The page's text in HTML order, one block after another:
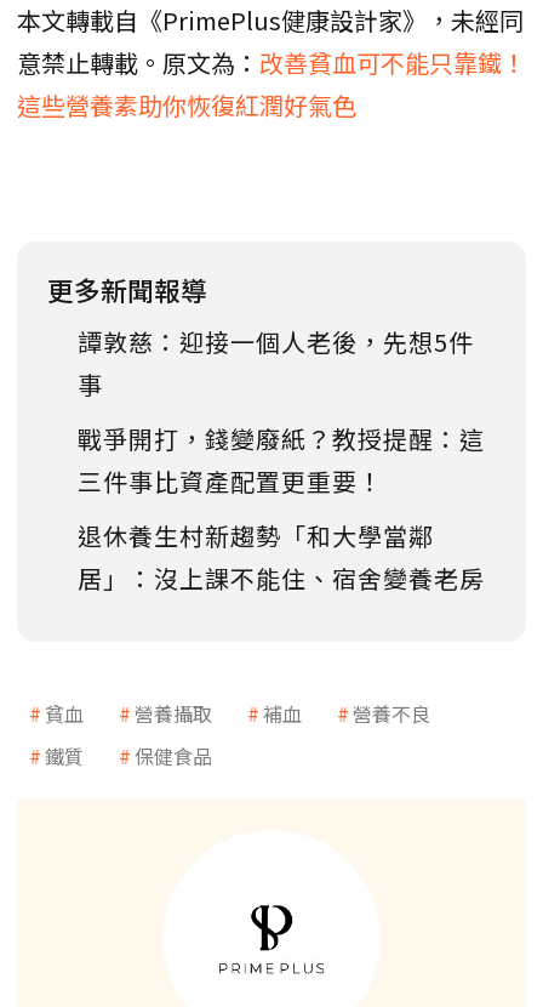
本文轉載自《PrimePlus健康設計家》，未經同
意禁止轉載。原文為： 改善貧血可不能只靠鐵！
這些營養素助你恢復紅潤好氣色
更多新聞報導
譚敦慈：迎接一個人老後，先想5件
事
戰爭開打，錢變廢紙？教授提醒：這
三件事比資產配置更重要！
退休養生村新趨勢「和大學當鄰
居」：沒上課不能住、宿舍變養老房
貧血 營養攝取 補血
營養不良
鐵質
保健食品